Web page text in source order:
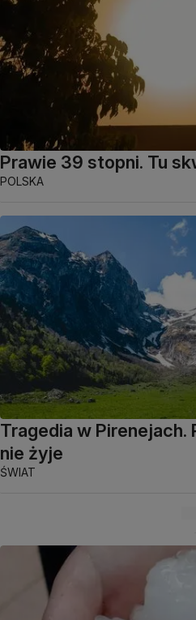
Prawie 39 stopni. Tu
POLSKA
Tragedia w Pirenejach.
nie żyje
ŚWIAT